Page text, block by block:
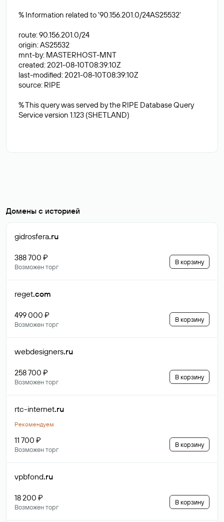
% Information related to '90.156.201.0/24AS25532'
route: 90.156.201.0/24
origin: AS25532
mnt-by: MASTERHOST-MNT
created: 2021-08-10T08:39:10Z
last-modified: 2021-08-10T08:39:10Z
source: RIPE
% This query was served by the RIPE Database Query
Service version 1.123 (SHETLAND)
Домены с историей
gidrosfera.ru
388 700 ₽
Возможен торг
В корзину
reget.com
499 000 ₽
Возможен торг
В корзину
webdesigners.ru
258 700 ₽
Возможен торг
В корзину
rtc-internet.ru
Рекомендуем
11 700 ₽
Возможен торг
В корзину
vpbfond.ru
18 200 ₽
Возможен торг
В корзину